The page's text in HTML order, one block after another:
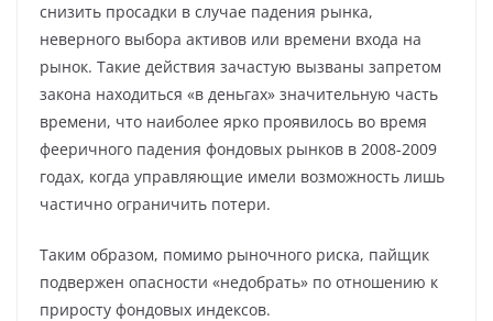
снизить просадки в случае падения рынка,
неверного выбора активов или времени входа на
рынок. Такие действия зачастую вызваны запретом
закона находиться «в деньгах» значительную часть
времени, что наиболее ярко проявилось во время
фееричного падения фондовых рынков в 2008-2009
годах, когда управляющие имели возможность лишь
частично ограничить потери.
Таким образом, помимо рыночного риска, пайщик
подвержен опасности «недобрать» по отношению к
приросту фондовых индексов.